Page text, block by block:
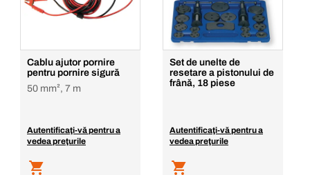
Cablu ajutor pornire
pentru pornire sigură
50 mm², 7 m
Autentificaţi-vă pentru a
vedea preţurile
Set de unelte de
resetare a pistonului de
frână, 18 piese
Autentificaţi-vă pentru a
vedea preţurile